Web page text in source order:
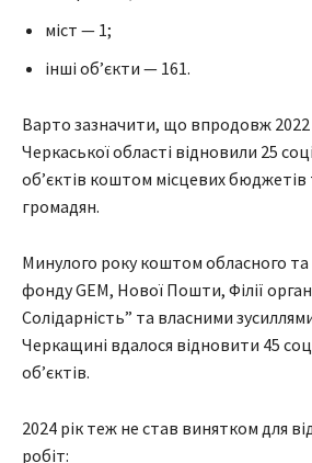
міст — 1;
інші об’єкти — 161.
Варто зазначити, що впродовж 2022
Черкаської області відновили 25
об’єктів коштом місцевих бюджетів
громадян.
Минулого року коштом обласного
фонду GEM, Нової Пошти, Філії
Солідарність” та власними
Черкащині вдалося відновити 45
об’єктів.
2024 рік теж не став винятком для
робіт: